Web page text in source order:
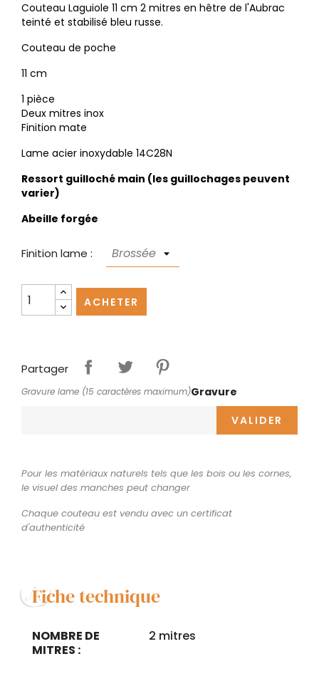
Couteau Laguiole 11 cm 2 mitres en hêtre de l'Aubrac
teinté et stabilisé bleu russe.
Couteau de poche
11 cm
1 pièce
Deux mitres inox
Finition mate
Lame acier inoxydable 14C28N
Ressort guilloché main (les guillochages peuvent
varier)
Abeille forgée
Finition lame :
ACHETER
Partager
Gravure
Gravure lame (15 caractères maximum)
VALIDER
Pour les matériaux naturels tels que les bois ou les cornes,
le visuel des manches peut changer
Chaque couteau est vendu avec un certificat
d'authenticité
Fiche technique
NOMBRE DE
MITRES :
2 mitres